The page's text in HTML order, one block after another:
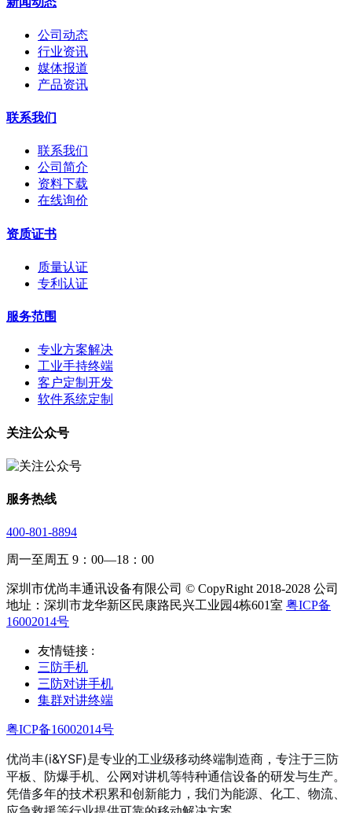
公司动态
行业资讯
媒体报道
产品资讯
联系我们
联系我们
公司简介
资料下载
在线询价
资质证书
质量认证
专利认证
服务范围
专业方案解决
工业手持终端
客户定制开发
软件系统定制
关注公众号
服务热线
400-801-8894
周一至周五 9：00—18：00
深圳市优尚丰通讯设备有限公司 © CopyRight 2018-2028 公司
地址：深圳市龙华新区民康路民兴工业园4栋601室 粤ICP备
16002014号
友情链接 :
三防手机
三防对讲手机
集群对讲终端
粤ICP备16002014号
优尚丰(i&YSF)是专业的工业级移动终端制造商，专注于三防
平板、防爆手机、公网对讲机等特种通信设备的研发与生产。
凭借多年的技术积累和创新能力，我们为能源、化工、物流、